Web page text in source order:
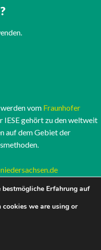
vom Fraunhofer
gehört zu den weltweit
auf dem Gebiet der
Erfahrung auf
we are using or